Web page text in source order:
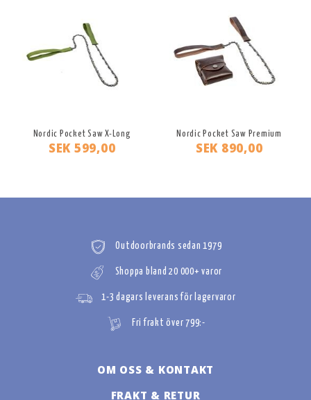
Nordic Pocket Saw X-Long
SEK 599,00
Nordic Pocket Saw Premium
SEK 890,00
Outdoorbrands sedan 1979
Shoppa bland 20 000+ varor
1-3 dagars leverans för lagervaror
Fri frakt över 799:-
OM OSS & KONTAKT
FRAKT & RETUR